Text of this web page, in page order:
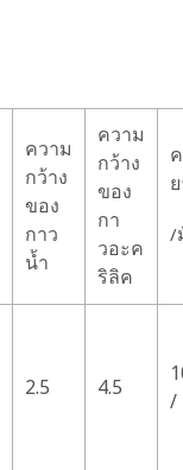
ความ
กว้าง
ของ
กาว
น้ำ
ความ
กว้าง
ของ
กา
วอะค
ริลิค
/
2.5 4.5
/